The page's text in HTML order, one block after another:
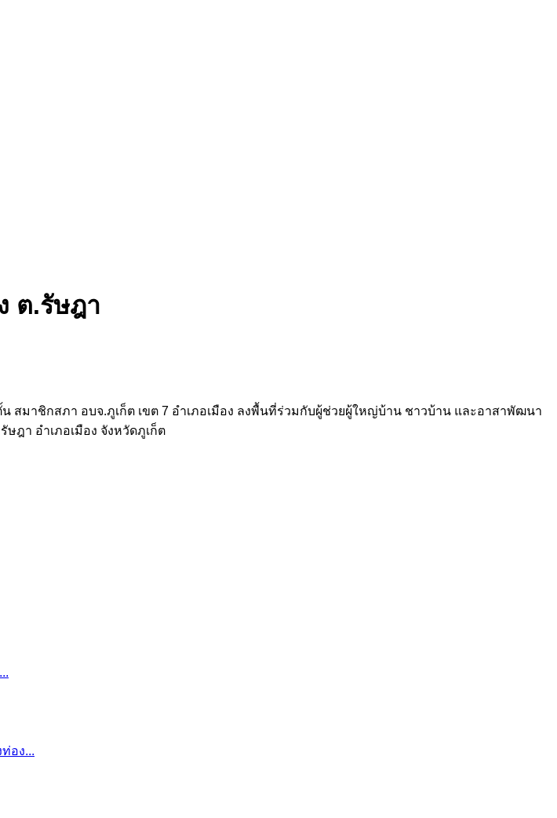
ต.รัษฎา
สมาชิกสภา อบจ.ภูเก็ต เขต 7 อำเภอเมือง ลงพื้นที่ร่วมกับผู้ช่วยผู้ใหญ่บ้าน ชาวบ้าน และอาสาพัฒนา
ฎา อำเภอเมือง จังหวัดภูเก็ต
อง...